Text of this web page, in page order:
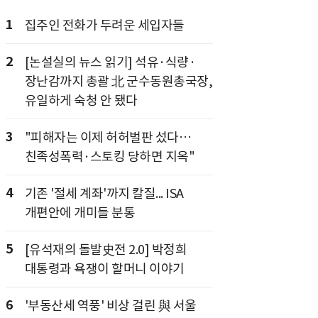
1
집주인 전화가 두려운 세입자들
2
[논설실의 뉴스 읽기] 석유·식량·
장난감까지 총괄 北 군수동원총국장,
유일하게 숙청 안 됐다
3
"피해자는 이제 허허벌판 섰다…
친족성폭력·스토킹 당하면 지옥"
4
기존 '절세 계좌'까지 칼질... ISA
개편안에 개미들 분통
5
[유석재의 돌발史전 2.0] 박정희
대통령과 욕쟁이 할머니 이야기
6
'부동산세 역풍' 비상 걸린 與 서울